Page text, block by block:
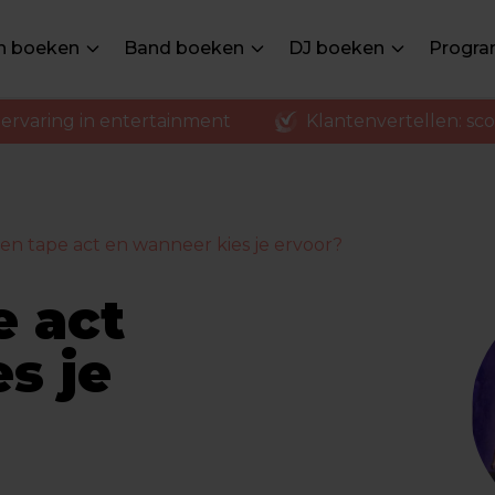
boeken Band boeken DJ boeken
score 9 Meer dan 3000 boekingen per
tape act en wanneer kies je ervoor?
act
je